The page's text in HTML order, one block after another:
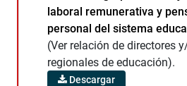
laboral remunerativa y
personal del sistema
(Ver relación de directores
regionales de educación).
Descargar